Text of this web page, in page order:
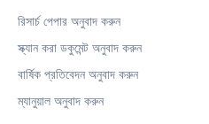
রিসার্চ পেপার অনুবাদ করুন
স্ক্যান করা ডকুমেন্ট অনুবাদ করুন
বার্ষিক প্রতিবেদন অনুবাদ করুন
ম্যানুয়াল অনুবাদ করুন